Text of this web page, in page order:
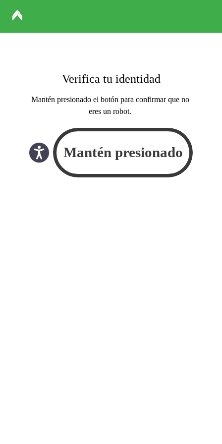
Verifica tu identidad
Mantén presionado el botón para confirmar que no
eres un robot.